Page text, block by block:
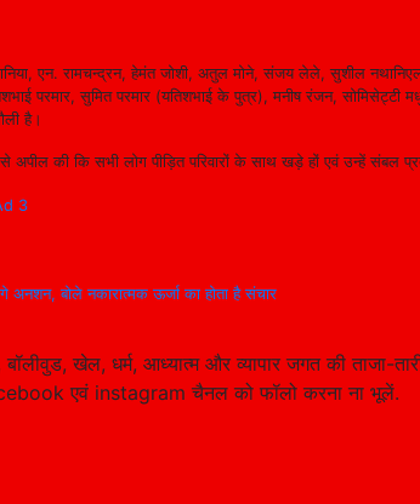
एन. रामचन्द्रन, हेमंत जोशी, अतुल मोने, संजय लेले, सुशील
परमार, सुमित परमार (यतिशभाई के पुत्र), मनीष रंजन, सोमिसेट्टी
है।
अपील की कि सभी लोग पीड़ित परिवारों के साथ खड़े हों एवं उन्हें संबल
बोले नकारात्मक ऊर्जा का होता है संचार
खेल, धर्म, आध्यात्म और व्यापार जगत की ताजा-
एवं instagram चैनल को फॉलो करना ना भूलें.